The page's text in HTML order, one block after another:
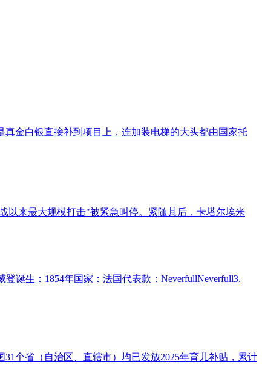
金白银直接补到项目上，连加装电梯的大头都由国家托
以来最大规模打击"被紧急叫停。紧随其后，卡塔尔埃米
诞生：1854年国家：法国代表款：NeverfullNeverfull3.
个省（自治区、直辖市）均已发放2025年育儿补贴，累计